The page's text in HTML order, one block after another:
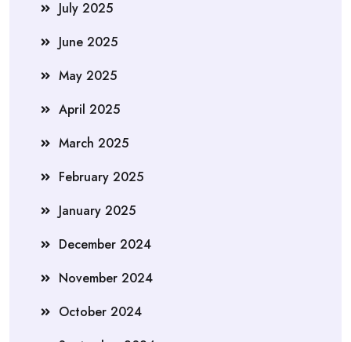
July 2025
June 2025
May 2025
April 2025
March 2025
February 2025
January 2025
December 2024
November 2024
October 2024